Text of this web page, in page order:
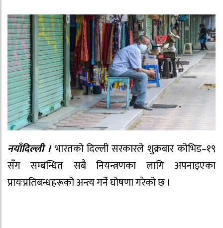
नयाँदिल्ली ।भारतको दिल्ली सरकारले शुक्रबार कोभिड–१९
सँग सम्बन्धित सबै नियन्त्रणका लागि अपनाइएका
प्रायःप्रतिबन्धहरूको अन्त्य गर्ने घोषणा गरेको छ ।